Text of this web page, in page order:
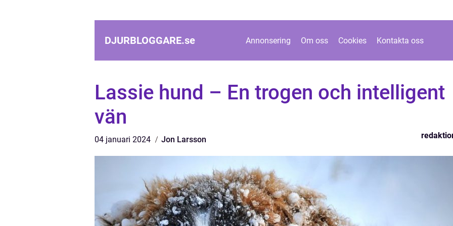
DJURBLOGGARE.se Annonsering Om oss Cookies Kontakta oss
Lassie hund – En trogen och intelligent
vän
04 januari 2024 Jon Larsson